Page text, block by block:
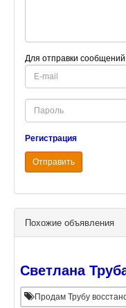
Для отправки
E-
mail
Password
Регистрация
Отправить
Похожие объявления
Светлана
Продам Трубу